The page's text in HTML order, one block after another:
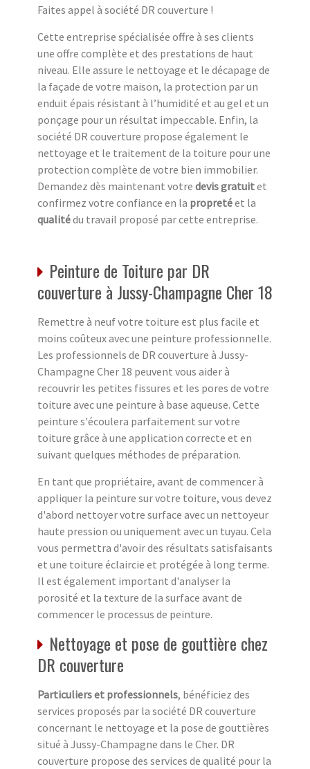
Faites appel à société DR couverture !
Cette entreprise spécialisée offre à ses clients
une offre complète et des prestations de haut
niveau. Elle assure le nettoyage et le décapage de
la façade de votre maison, la protection par un
enduit épais résistant à l’humidité et au gel et un
ponçage pour un résultat impeccable. Enfin, la
société DR couverture propose également le
nettoyage et le traitement de la toiture pour une
protection complète de votre bien immobilier.
Demandez dès maintenant votre devis gratuitet
confirmez votre confiance en la propretéet la
qualitédu travail proposé par cette entreprise.
Peinture de Toiture par DR
couverture à Jussy-Champagne Cher 18
Remettre à neuf votre toiture est plus facile et
moins coûteux avec une peinture professionnelle.
Les professionnels de DR couverture à Jussy-
Champagne Cher 18 peuvent vous aider à
recouvrir les petites fissures et les pores de votre
toiture avec une peinture à base aqueuse. Cette
peinture s'écoulera parfaitement sur votre
toiture grâce à une application correcte et en
suivant quelques méthodes de préparation.
En tant que propriétaire, avant de commencer à
appliquer la peinture sur votre toiture, vous devez
d'abord nettoyer votre surface avec un nettoyeur
haute pression ou uniquement avec un tuyau. Cela
vous permettra d'avoir des résultats satisfaisants
et une toiture éclaircie et protégée à long terme.
Il est également important d'analyser la
porosité et la texture de la surface avant de
commencer le processus de peinture.
Nettoyage et pose de gouttière chez
DR couverture
Particuliers et professionnels, bénéficiez des
services proposés par la société DR couverture
concernant le nettoyage et la pose de gouttières
situé à Jussy-Champagne dans le Cher. DR
couverture propose des services de qualité pour la